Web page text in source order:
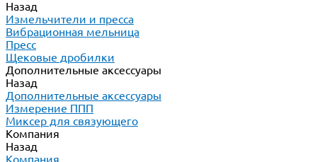
Назад
Измельчители и пресса
Вибрационная мельница
Пресс
Щековые дробилки
Дополнительные аксессуары
Назад
Дополнительные аксессуары
Измерение ППП
Миксер для связующего
Компания
Назад
Компания